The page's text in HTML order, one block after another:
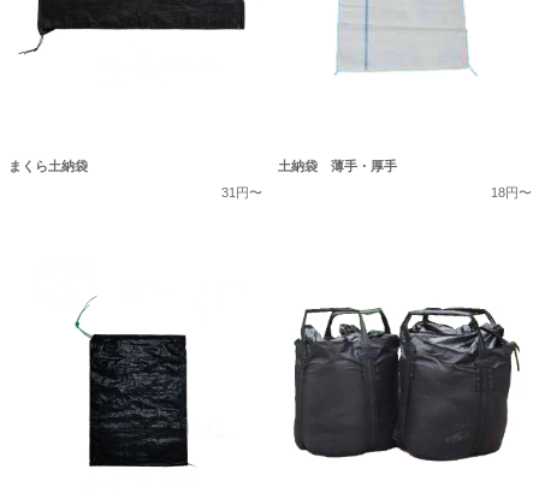
まくら土納袋
31円〜
土納袋 薄手・厚手
18円〜